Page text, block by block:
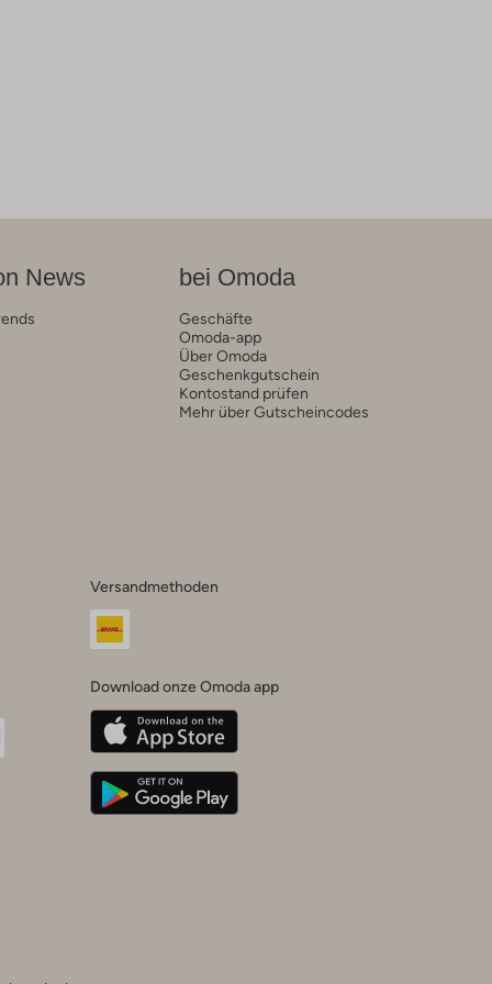
News bei Omoda
Geschäfte
Omoda-app
Über Omoda
Geschenkgutschein
Kontostand prüfen
Mehr über Gutscheincodes
Versandmethoden
Download onze Omoda app